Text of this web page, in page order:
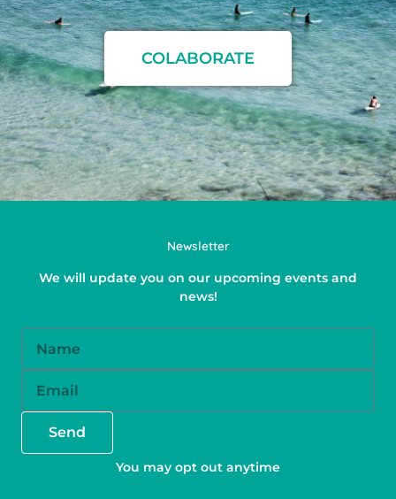
COLABORATE
Newsletter
We will update you on our upcoming events and
news!
Send
You may opt out anytime